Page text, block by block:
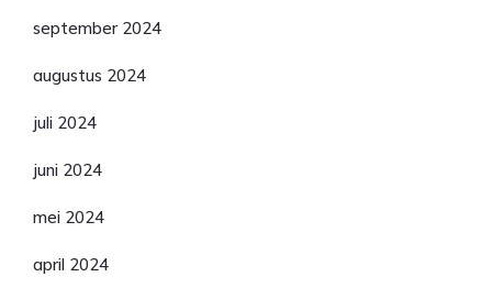
september 2024
augustus 2024
juli 2024
juni 2024
mei 2024
april 2024